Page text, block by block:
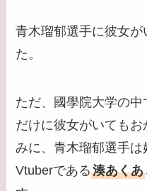
青木瑠郁選手に彼女
た。
ただ、國學院大学の
だけに彼女がいても
みに、青木瑠郁選手
Vtuberである湊あくあ